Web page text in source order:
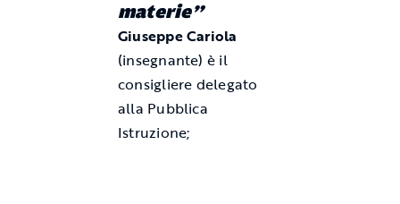
materie”
Giuseppe Cariola
(insegnante) è il
consigliere delegato
alla Pubblica
Istruzione;